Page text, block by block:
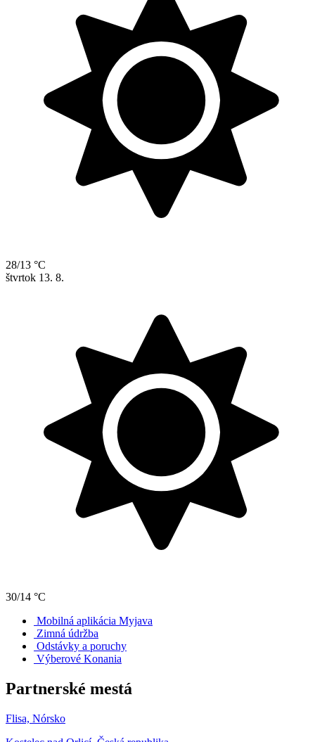
28/13 °C
štvrtok 13. 8.
30/14 °C
Mobilná aplikácia Myjava
Zimná údržba
Odstávky a poruchy
Výberové Konania
Partnerské mestá
Flisa, Nórsko